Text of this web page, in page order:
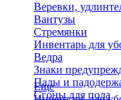
Веревки,
Вантузы
Стремянки
Инвентарь для
Ведра
Знаки
Пады и
Сгоны для пола
Еще